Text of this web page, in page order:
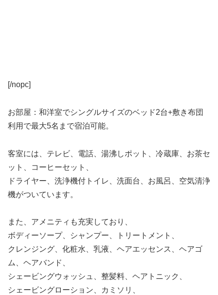
[/nopc]
お部屋：和洋室でシングルサイズのベッド2台+敷き布団
利用で最大5名まで宿泊可能。
客室には、テレビ、電話、湯沸しポット、冷蔵庫、お茶セ
ット、コーヒーセット、
ドライヤー、洗浄機付トイレ、洗面台、お風呂、空気清浄
機がついています。
また、アメニティも充実しており、
ボディーソープ、シャンプー、トリートメント、
クレンジング、化粧水、乳液、ヘアエッセンス、ヘアゴ
ム、ヘアバンド、
シェービングウォッシュ、整髪料、ヘアトニック、
シェービングローション、カミソリ、